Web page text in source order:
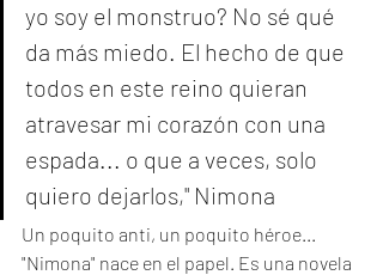
yo soy el monstruo? No sé qué
da más miedo. El hecho de que
todos en este reino quieran
atravesar mi corazón con una
espada... o que a veces, solo
quiero dejarlos," Nimona
Un poquito anti, un poquito héroe...
"Nimona" nace en el papel. Es una novela